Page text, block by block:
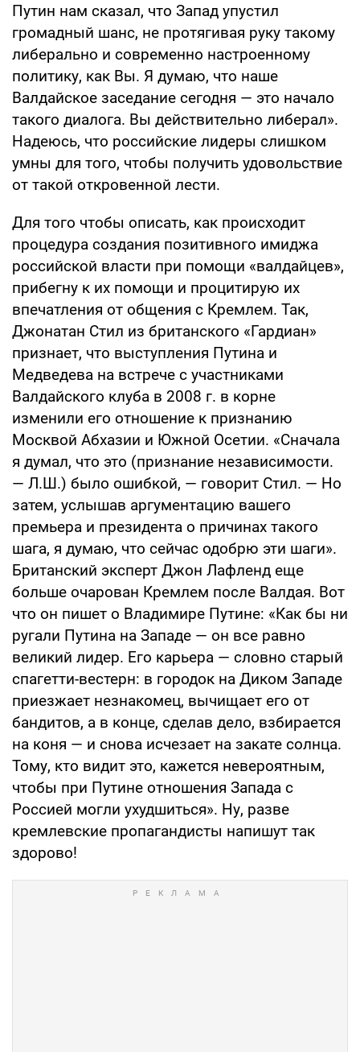
Путин нам сказал, что Запад упустил
громадный шанс, не протягивая руку такому
либерально и современно настроенному
политику, как Вы. Я думаю, что наше
Валдайское заседание сегодня — это начало
такого диалога. Вы действительно либерал».
Надеюсь, что российские лидеры слишком
умны для того, чтобы получить удовольствие
от такой откровенной лести.
Для того чтобы описать, как происходит
процедура создания позитивного имиджа
российской власти при помощи «валдайцев»,
прибегну к их помощи и процитирую их
впечатления от общения с Кремлем. Так,
Джонатан Стил из британского «Гардиан»
признает, что выступления Путина и
Медведева на встрече с участниками
Валдайского клуба в 2008 г. в корне
изменили его отношение к признанию
Москвой Абхазии и Южной Осетии. «Сначала
я думал, что это (признание независимости.
— Л.Ш.) было ошибкой, — говорит Стил. — Но
затем, услышав аргументацию вашего
премьера и президента о причинах такого
шага, я думаю, что сейчас одобрю эти шаги».
Британский эксперт Джон Лафленд еще
больше очарован Кремлем после Валдая. Вот
что он пишет о Владимире Путине: «Как бы ни
ругали Путина на Западе — он все равно
великий лидер. Его карьера — словно старый
спагетти-вестерн: в городок на Диком Западе
приезжает незнакомец, вычищает его от
бандитов, а в конце, сделав дело, взбирается
на коня — и снова исчезает на закате солнца.
Тому, кто видит это, кажется невероятным,
чтобы при Путине отношения Запада с
Россией могли ухудшиться». Ну, разве
кремлевские пропагандисты напишут так
здорово!